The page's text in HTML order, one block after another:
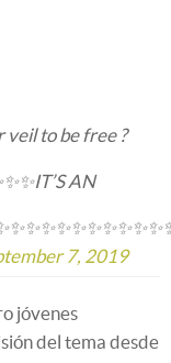
veil to be free ?
AN
7, 2019
jóvenes
del tema desde